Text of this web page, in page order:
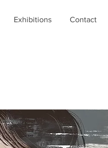
Exhibitions Contact